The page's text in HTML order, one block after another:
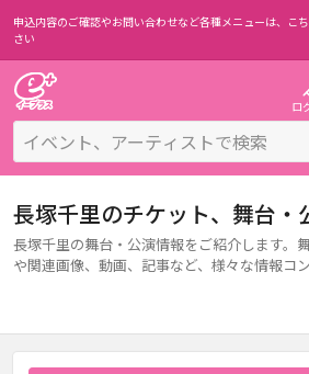
申込内容のご確認やお問い合わせなど各種メニューは、 こ
さい
ロ
長塚千里のチケット、舞台・
長塚千里の舞台・公演情報をご紹介します。
や関連画像、動画、記事など、様々な情報コ